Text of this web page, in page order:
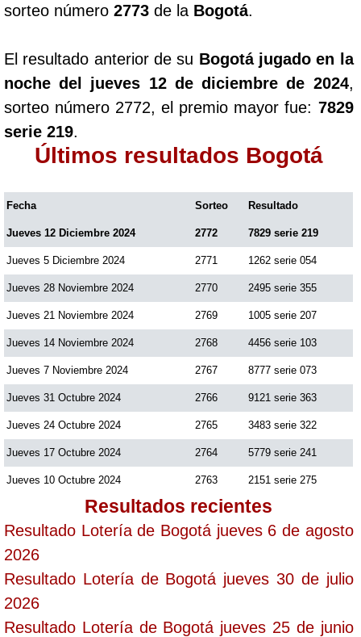
Paisita Día
Paisita Noche
Paisita 3
Pick 3 Día
Pick 4 Día
Pick 4 Noche
Pijao de Oro
Saman de la suerte
Sinuano Día
Sinuano Noche
sorteo número 2773 de la Bogotá.
El resultado anterior de su Bogotá jugado en la
noche del jueves 12 de diciembre de 2024,
sorteo número 2772, el premio mayor fue: 7829
serie 219.
Últimos resultados Bogotá
Fecha Sorteo Resultado
Jueves 12 Diciembre 2024 2772 7829 serie 219
Jueves 5 Diciembre 2024 2771 1262 serie 054
Jueves 28 Noviembre 2024 2770 2495 serie 355
Jueves 21 Noviembre 2024 2769 1005 serie 207
Jueves 14 Noviembre 2024 2768 4456 serie 103
Jueves 7 Noviembre 2024 2767 8777 serie 073
Jueves 31 Octubre 2024 2766 9121 serie 363
Jueves 24 Octubre 2024 2765 3483 serie 322
Jueves 17 Octubre 2024 2764 5779 serie 241
Jueves 10 Octubre 2024 2763 2151 serie 275
Resultados recientes
Resultado Lotería de Bogotá jueves 6 de agosto
2026
Resultado Lotería de Bogotá jueves 30 de julio
2026
Resultado Lotería de Bogotá jueves 25 de junio